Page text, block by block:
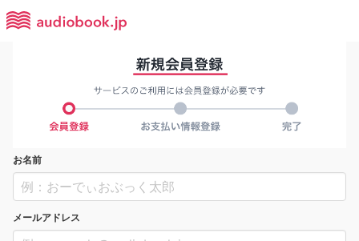
お名前
メールアドレス